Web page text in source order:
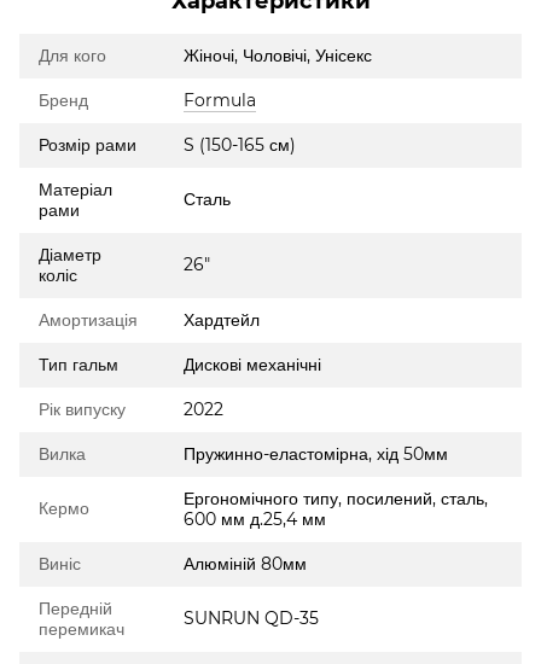
Для кого Жіночі, Чоловічі, Унісекс
Бренд Formula
Розмір рами S (150-165 см)
Матеріал
рами
Сталь
Діаметр
коліс
26"
Амортизація Хардтейл
Тип гальм Дискові механічні
Рік випуску 2022
Вилка Пружинно-еластомірна, хід 50мм
Кермо
Ергономічного типу, посилений, сталь,
600 мм д.25,4 мм
Виніс Алюміній 80мм
Передній
перемикач
SUNRUN QD-35